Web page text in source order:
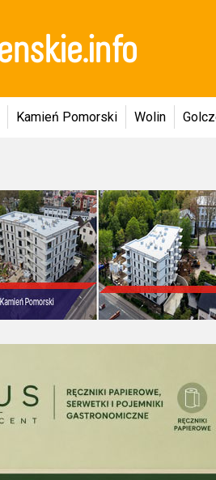
Kamień Pomorski Wolin